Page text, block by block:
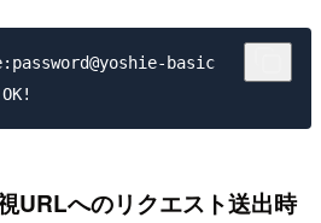
basic
URLへのリクエスト送出時